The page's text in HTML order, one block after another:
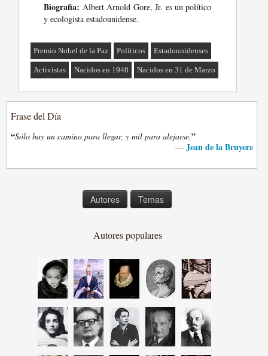
Biografia: Albert Arnold Gore, Jr. es un político
y ecologista estadounidense.
Premio Nobel de la Paz Políticos Estadounidenses
Activistas Nacidos en 1948 Nacidos en 31 de Marzo
Frase del Día
“Sólo hay un camino para llegar, y mil para alejarse.”
— Jean de la Bruyere
Autores Temas
Autores populares